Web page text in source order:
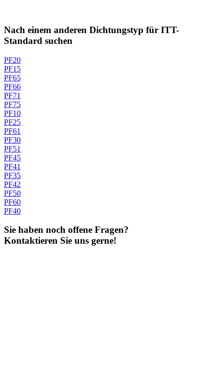
Nach einem anderen Dichtungstyp für ITT-
Standard suchen
PF20
PF15
PF65
PF66
PF71
PF75
PF10
PF25
PF61
PF30
PF51
PF45
PF41
PF35
PF42
PF50
PF60
PF40
Sie haben noch offene Fragen?
Kontaktieren Sie uns gerne!